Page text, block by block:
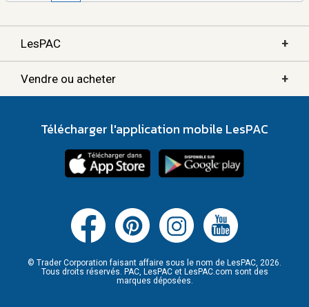
LesPAC +
Vendre ou acheter +
Télécharger l'application mobile LesPAC
© Trader Corporation faisant affaire sous le nom de LesPAC, 2026.
Tous droits réservés. PAC, LesPAC et LesPAC.com sont des
marques déposées.